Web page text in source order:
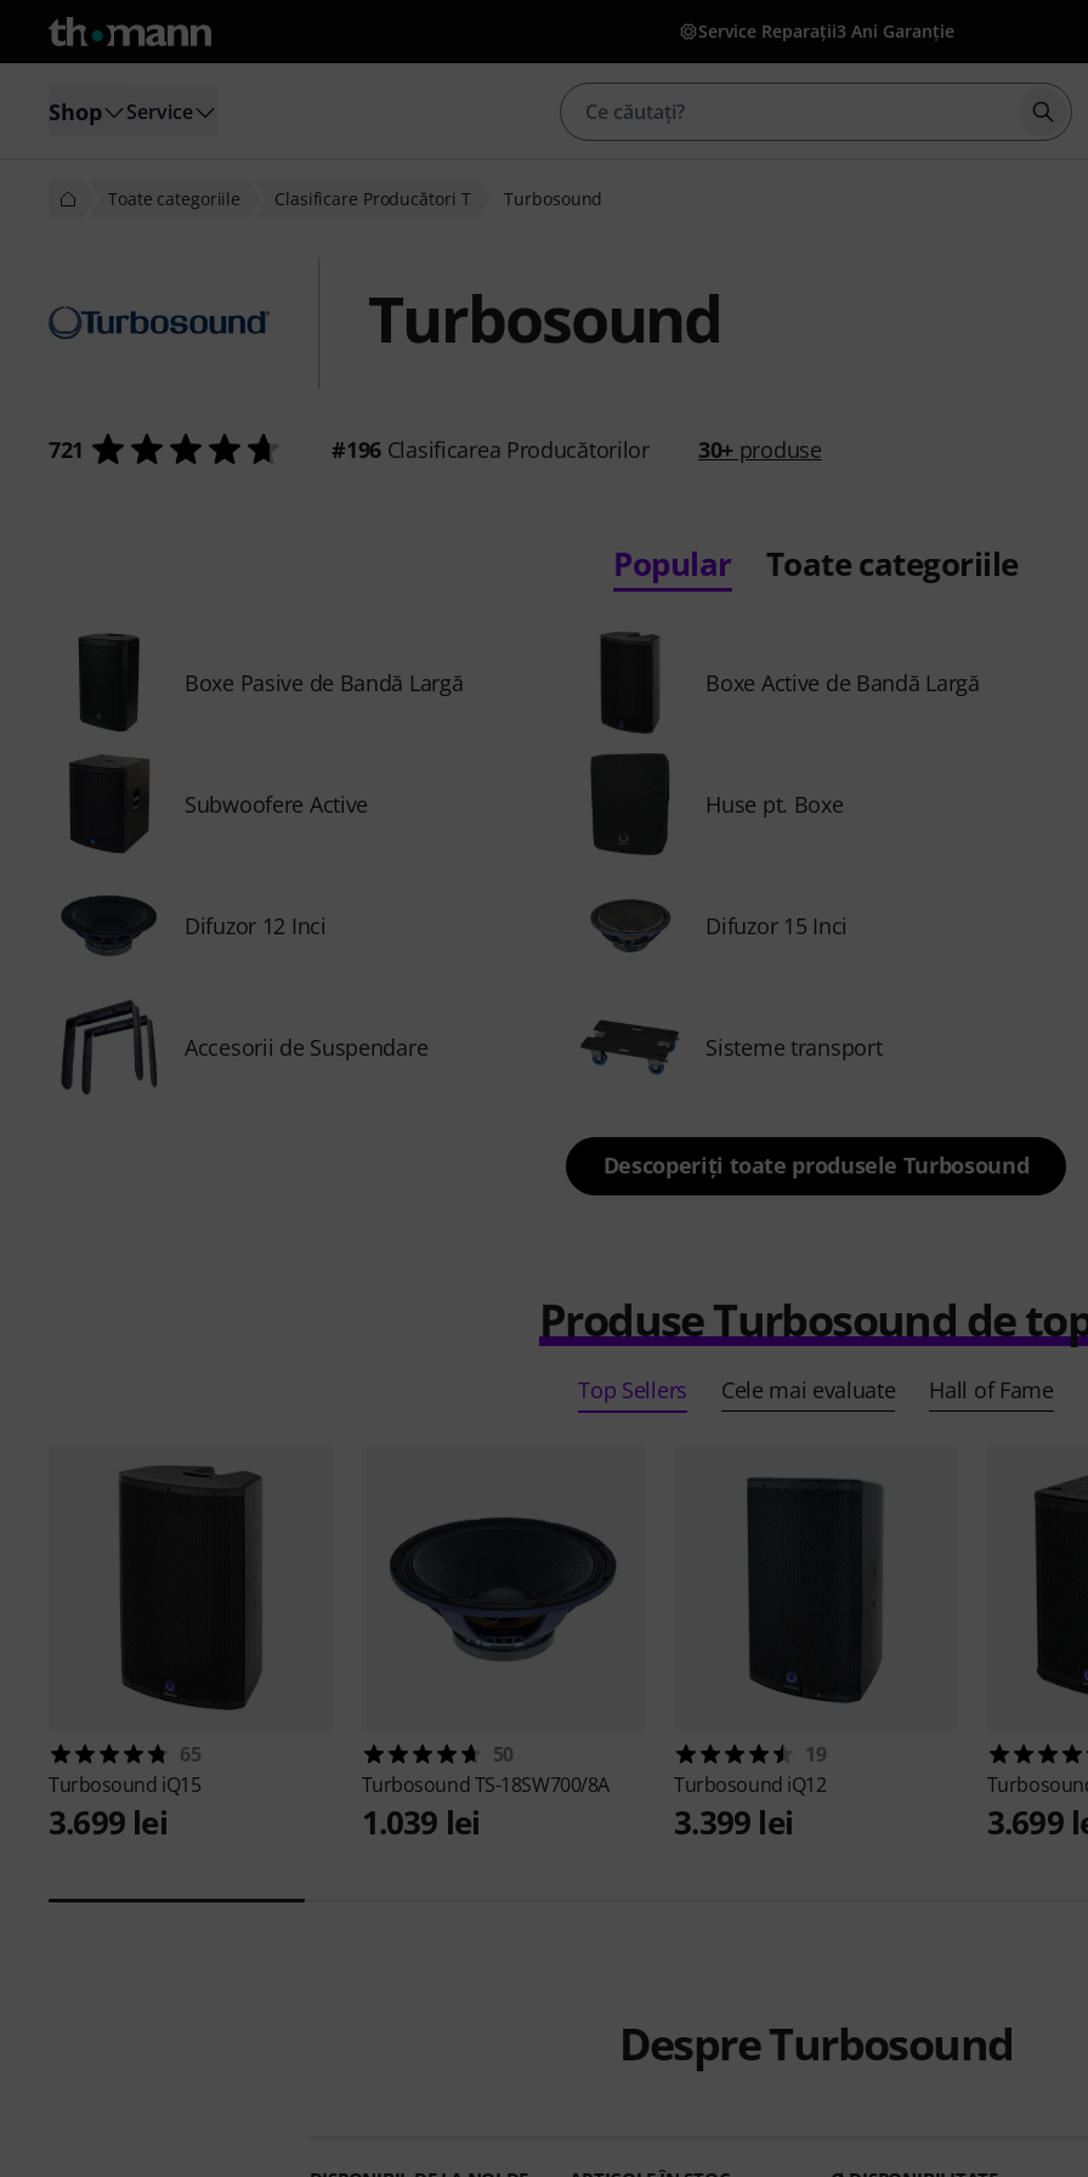
Service Reparații3 Ani Garanție
Shop Service
Toate categoriile Clasificare Producători T Turbosound
Turbosound
721 #196Clasificarea Producătorilor 30+ produse
Popular Toate categoriile
Boxe Pasive de Bandă Largă Boxe Active de Bandă Largă
Subwoofere Active Huse pt. Boxe
Difuzor 12 Inci Difuzor 15 Inci
Accesorii de Suspendare Sisteme transport
Descoperiți toate produsele Turbosound
Produse Turbosound de
Top Sellers Cele mai evaluate Hall of Fame
65
Turbosound iQ15
3.699 lei
50
TurbosoundTS-18SW700/8A
1.039 lei
19
Turbosound iQ12
3.399 lei 3.699
Despre Turbosound